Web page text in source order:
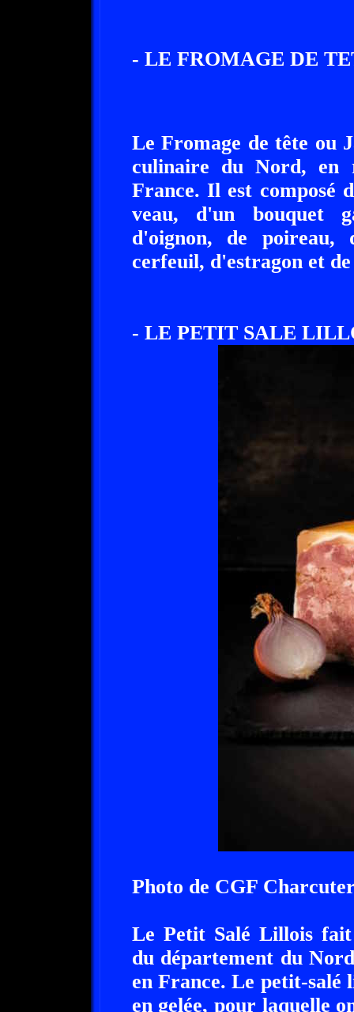
- LE FROMAGE DE
Le Fromage de tête ou
culinaire du Nord, en
France. Il est composé
veau, d'un bouquet
d'oignon, de poireau,
cerfeuil, d'estragon et
- LE PETIT SALE
Photo de CGF
Le Petit Salé Lillois fait
du département du
en France. Le petit-
en gelée, pour laquelle